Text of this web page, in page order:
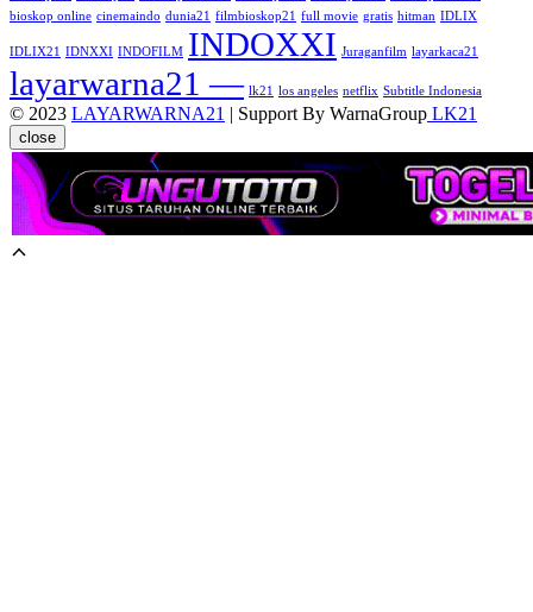
bioskop online cinemaindo dunia21 filmbioskop21 full movie gratis hitman IDLIX
IDLIX21 IDNXXI INDOFILM INDOXXI Juraganfilm layarkaca21
layarwarna21 — lk21 los angeles netflix Subtitle Indonesia
© 2023 LAYARWARNA21 | Support By WarnaGroup LK21
close